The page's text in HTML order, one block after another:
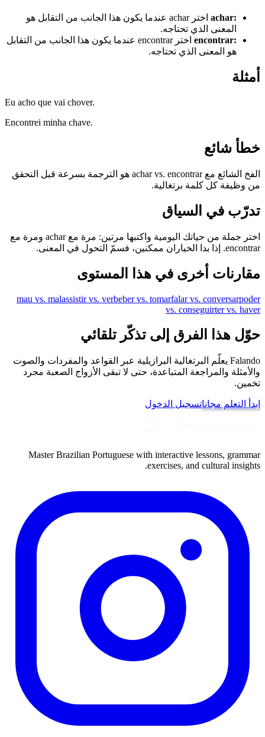
achar:
اختر achar عندما يكون هذا الجانب من التقابل هو
المعنى الذي تحتاجه.
encontrar:
اختر encontrar عندما يكون هذا الجانب من التقابل
هو المعنى الذي تحتاجه.
أمثلة
Eu acho que vai chover.
Encontrei minha chave.
خطأ شائع
الفخ الشائع مع achar vs. encontrar هو الترجمة بسرعة قبل التحقق
من وظيفة كل كلمة برتغالية.
تدرّب في السياق
اختر جملة من حياتك اليومية واكتبها مرتين: مرة مع achar ومرة مع
encontrar. إذا بدا الخياران ممكنين، فسمّ التحول في المعنى.
مقارنات أخرى في هذا المستوى
mau vs. malassistir vs. verbeber vs. tomarfalar vs. conversarpoder
vs. conseguirter vs. haver
حوّل هذا الفرق إلى تذكّر تلقائي
Falando يعلّم البرتغالية البرازيلية عبر القواعد والمفردات والصوت
والأمثلة والمراجعة المتباعدة، حتى لا تبقى الأزواج الصعبة مجرد
تخمين.
ابدأ التعلم مجاناتسجيل الدخول
Master Brazilian Portuguese with interactive lessons, grammar
exercises, and cultural insights.